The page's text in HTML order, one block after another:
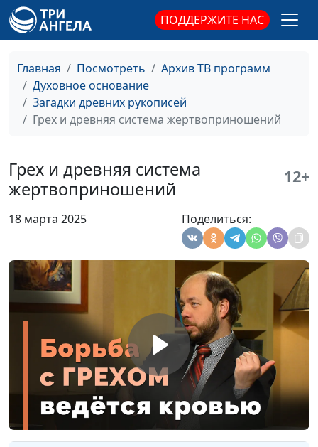
ПОДДЕРЖИТЕ НАС
Главная Посмотреть
Архив ТВ программ
Духовное основание
Загадки древних рукописей
Грех и древняя система жертвоприношений
Грех и древняя система
жертвоприношений
12+
18 марта 2025 Поделиться:
священнослужитель,
филолог, литературовед
Исповедь по-
библейски:
потерянная истина
Олег Габрусевич,
священнослужитель,
историк, богослов,
Богданенков,
филолог, литературовед
Целительные мощи
загадку
Олег Габрусевич,
историк, богослов,
Александр
Богданенков,
священнослужитель,
филолог, литературовед
Жертва за грех и её
уроки
Олег Габрусевич,
священнослужитель,
историк, богослов,
Александр
Богданенков,
священнослужитель,
филолог, литературовед
#123